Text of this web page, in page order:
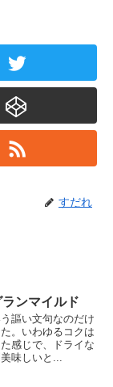
すだれ
ンマイルド
謳い文句なのだけ
。いわゆるコクは
感じで、ドライな
味しいと...